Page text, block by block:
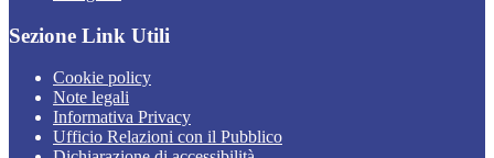
Sezione Link Utili
Cookie policy
Note legali
Informativa Privacy
Ufficio Relazioni con il Pubblico